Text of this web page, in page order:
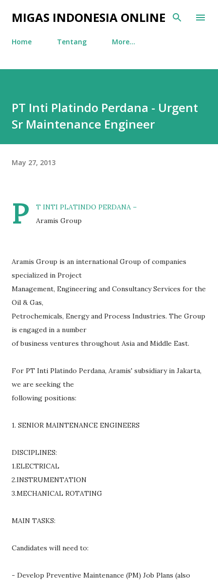
Skip to main content
MIGAS INDONESIA ONLINE
Home Tentang More…
PT Inti Platindo Perdana - Urgent
Sr Maintenance Engineer
May 27, 2013
P
T INTI PLATINDO PERDANA –
Aramis Group
Aramis Group is an international Group of companies
specialized in Project
Management, Engineering and Consultancy Services for the
Oil & Gas,
Petrochemicals, Energy and Process Industries. The Group
is engaged in a number
of business ventures throughout Asia and Middle East.
For PT Inti Platindo Perdana, Aramis' subsidiary in Jakarta,
we are seeking the
following positions:
1. SENIOR MAINTENANCE ENGINEERS
DISCIPLINES:
1.ELECTRICAL
2.INSTRUMENTATION
3.MECHANICAL ROTATING
MAIN TASKS:
Candidates will need to:
- Develop Preventive Maintenance (PM) Job Plans (also